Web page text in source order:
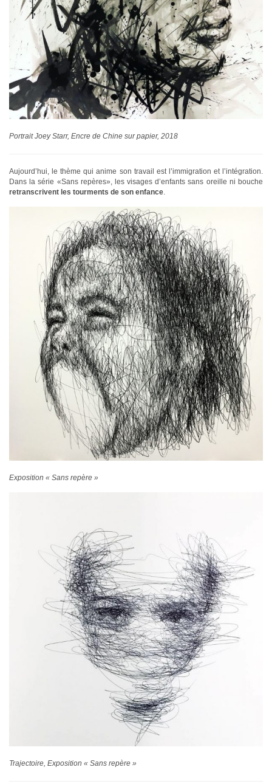
Portrait Joey Starr, Encre de Chine sur papier, 2018
Aujourd’hui, le thème qui anime son travail est l’immigration et l’intégration.
Dans la série «Sans repères», les visages d’enfants sans oreille ni bouche
retranscrivent les tourments de son enfance
Exposition « Sans repère »
Trajectoire, Exposition « Sans repère »